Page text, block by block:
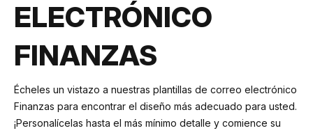
ELECTRÓNICO
FINANZAS
Écheles un vistazo a nuestras plantillas de correo electrónico
Finanzas para encontrar el diseño más adecuado para usted.
¡Personalícelas hasta el más mínimo detalle y comience su